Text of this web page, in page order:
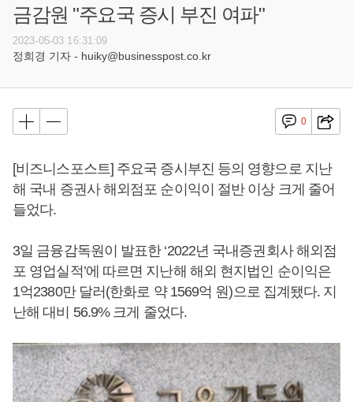
금감원 "주요국 증시 부진 여파"
2023-05-03 16:31:09
정희경 기자 - huiky@businesspost.co.kr
0
[비즈니스포스트] 주요국 증시부진 등의 영향으로 지난
해 국내 증권사 해외점포 순이익이 절반 이상 크게 줄어
들었다.
3일 금융감독원이 발표한 ‘2022년 국내증권회사 해외점
포 영업실적’에 따르면 지난해 해외 현지법인 순이익은
1억2380만 달러(한화로 약 1569억 원)으로 집계됐다. 지
난해 대비 56.9% 크게 줄었다.